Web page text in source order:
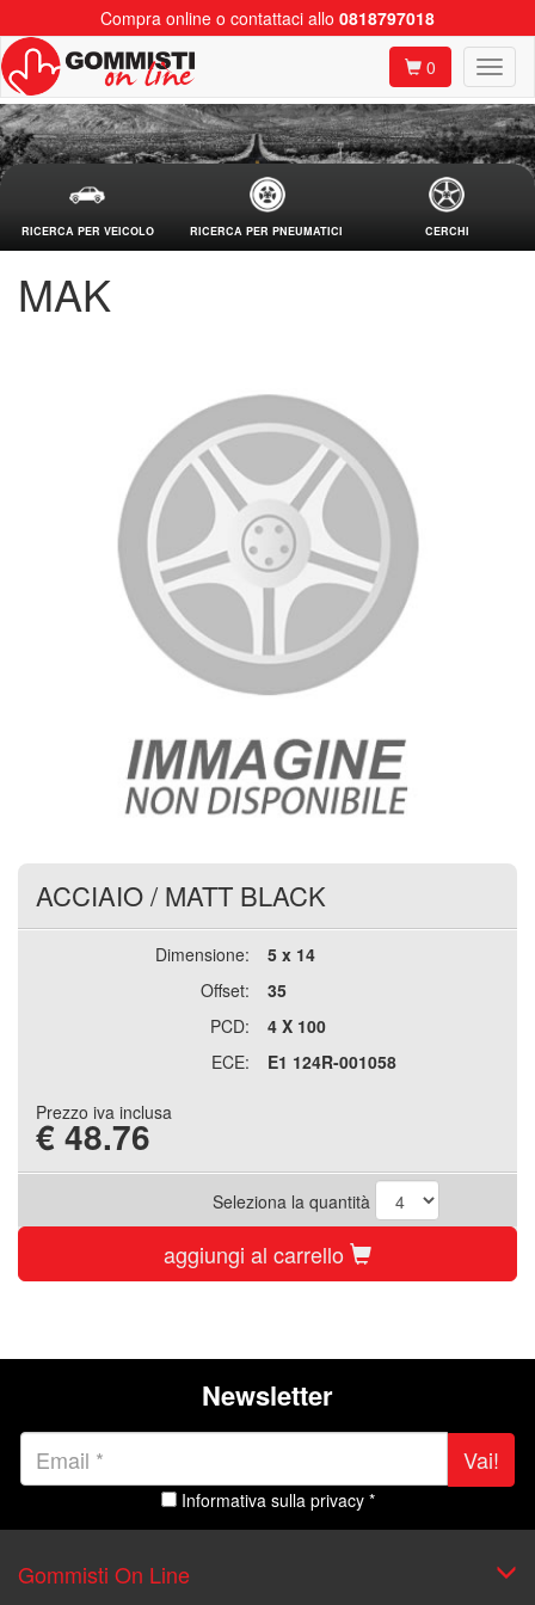
Compra online o contattaci allo 0818797018
0
RICERCA PER VEICOLO RICERCA PER PNEUMATICI CERCHI
MAK
ACCIAIO/ MATT BLACK
Dimensione:
5 x 14
Offset:
35
PCD:
4 X 100
ECE:
E1 124R-001058
Prezzo iva inclusa
€ 48.76
Seleziona la quantità
aggiungi al carrello
Newsletter
Vai!
Informativa sulla privacy *
Gommisti On Line